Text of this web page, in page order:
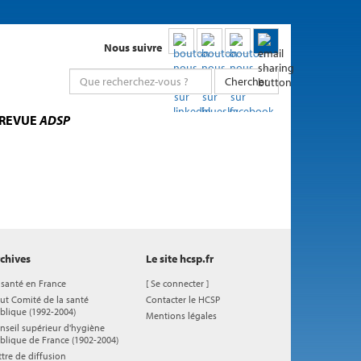
Nous suivre
Chercher
ADSP
en France
Comité de la santé
(1992-2004)
supérieur d'hygiène
de France (1902-2004)
de diffusion
Le site hcsp.fr
[Se connecter ]
Contacter le HCSP
Mentions légales